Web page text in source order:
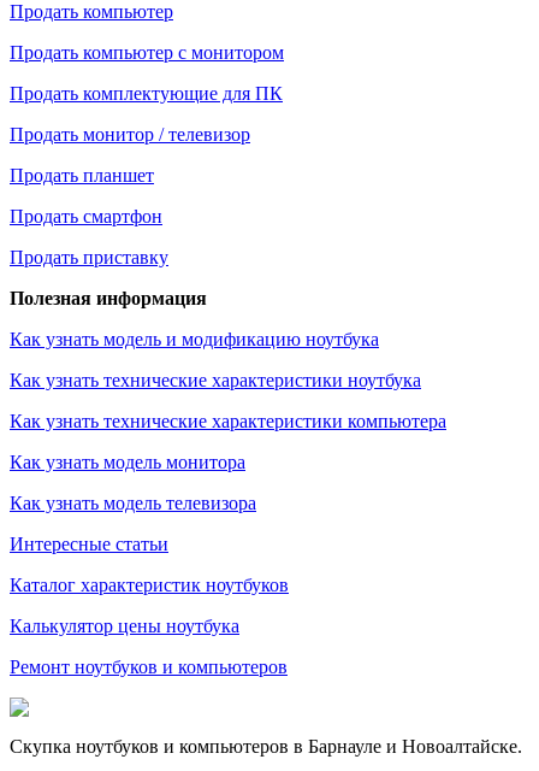
Продать компьютер
Продать компьютер с монитором
Продать комплектующие для ПК
Продать монитор / телевизор
Продать планшет
Продать смартфон
Продать приставку
Полезная информация
Как узнать модель и модификацию ноутбука
Как узнать технические характеристики ноутбука
Как узнать технические характеристики компьютера
Как узнать модель монитора
Как узнать модель телевизора
Интересные статьи
Каталог характеристик ноутбуков
Калькулятор цены ноутбука
Ремонт ноутбуков и компьютеров
Скупка ноутбуков и компьютеров в Барнауле и Новоалтайске.